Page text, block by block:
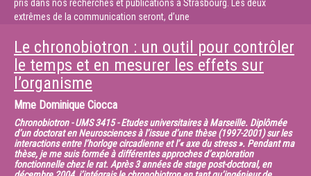
Par ailleurs, nous expliquerons pourquoi cette flèche du temps est
intimement liée à la domination de la
ne comprenons pas dans quelle
proportion exacte.
Nous discuterons enfin des expériences actuelles et futures auxquelles
participent les équipes strasbourgeoises,
qui tentent de dépasser ces limitations de nos connaissances liées au
temps grâce à l’observation
minutieuse de processus quantiques de plus en plus rares.
pris dans nos recherches et publications à Strasbourg. Les deux
extrêmes de la communication seront, d’une
temporiser et donner aux délinquants le
temps de réparer les torts pour se présenter réconciliés devant la
justice (mais la justice savait aussi accélérer
les choses aux frais du plaignant ou en cas de trouble majeur à l’ordre
public) et d’autre part les injonctions
nouvelles de la chancellerie au xviiie siècle pour dresser des bilans
semestriels de l’activité judiciaire criminelle
et conclure au plus vite les procès, que nous évoquerons à partir des
archives de l’intendance d’Alsace.
Le chronobiotron : un outil pour contrôler
le temps et en mesurer les effets sur
l’organisme
Mme Dominique Ciocca
Chronobiotron - UMS 3415 - Etudes universitaires à Marseille. Diplômée
d’un doctorat en Neurosciences à l’issue d’une thèse (1997-2001) sur les
interactions entre l’horloge circadienne et l’« axe du stress ». Pendant ma
thèse, je me suis formée à différentes approches d’exploration
fonctionnelle chez le rat. Après 3 années de stage post-doctoral, en